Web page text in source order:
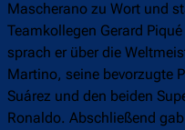
Mascherano zu Wort und
Teamkollegen Gerard
sprach er über die
Martino, seine bevorzugte
Suárez und den beiden
Ronaldo. Abschließend